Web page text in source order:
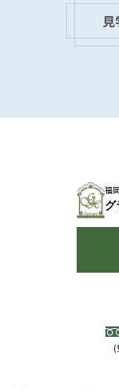
福
グ
(